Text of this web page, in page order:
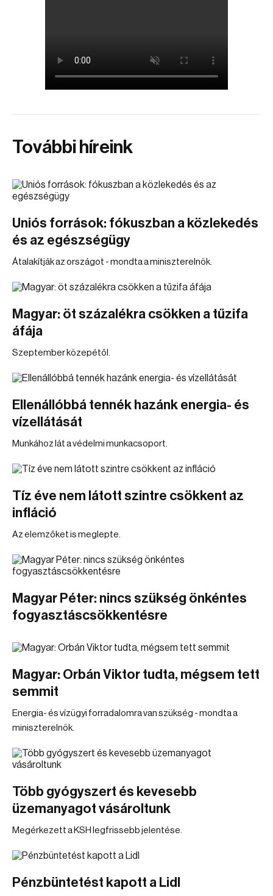
További híreink
Uniós források: fókuszban a közlekedés
és az egészségügy
Átalakítják az országot - mondta a miniszterelnök.
Magyar: öt százalékra csökken a tűzifa
áfája
Szeptember közepétől.
Ellenállóbbá tennék hazánk energia- és
vízellátását
Munkához lát a védelmi munkacsoport.
Tíz éve nem látott szintre csökkent az
infláció
Az elemzőket is meglepte.
Magyar Péter: nincs szükség önkéntes
fogyasztáscsökkentésre
Magyar: Orbán Viktor tudta, mégsem tett
semmit
Energia- és vízügyi forradalomra van szükség - mondta a
miniszterelnök.
Több gyógyszert és kevesebb
üzemanyagot vásároltunk
Megérkezett a KSH legfrissebb jelentése.
Pénzbüntetést kapott a Lidl